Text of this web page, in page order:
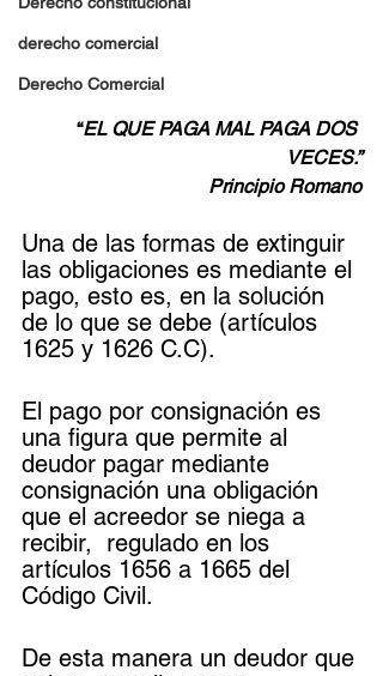
derecho comercial
Derecho Comercial
“EL QUE PAGA MAL PAGA DOS
VECES.”
Principio Romano
Una de las formas de extinguir
las obligaciones es mediante el
pago, esto es, en la solución
de lo que se debe (artículos
1625 y 1626 C.C).
El pago por consignación es
una figura que permite al
deudor pagar mediante
consignación una obligación
que el acreedor se niega a
recibir,  regulado en los
artículos 1656 a 1665 del
Código Civil.
De esta manera un deudor que